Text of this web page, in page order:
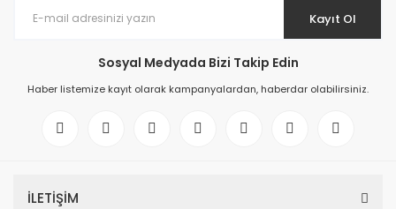
Kayıt Ol
Sosyal Medyada Bizi Takip Edin
Haber listemize kayıt olarak kampanyalardan, haberdar olabilirsiniz.
İLETİŞİM